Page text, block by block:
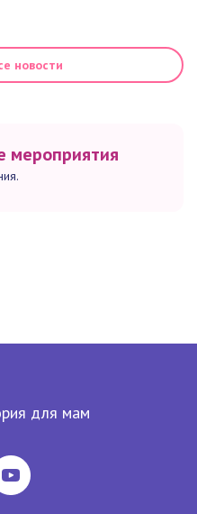
новости
мероприятия
для мам